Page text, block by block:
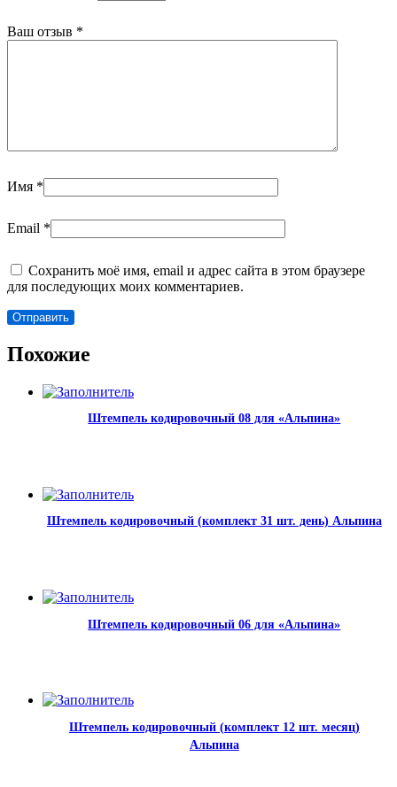
Ваш отзыв *
Имя *
Email *
Сохранить моё имя, email и адрес сайта в этом браузере
для последующих моих комментариев.
Похожие
Штемпель кодировочный 08 для «Альпина»
Штемпель кодировочный (комплект 31 шт. день) Альпина
Штемпель кодировочный 06 для «Альпина»
Штемпель кодировочный (комплект 12 шт. месяц)
Альпина